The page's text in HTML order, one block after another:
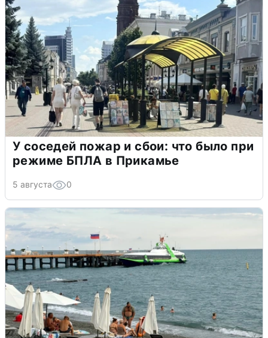
У соседей пожар и сбои: что было при
режиме БПЛА в Прикамье
5 августа 0